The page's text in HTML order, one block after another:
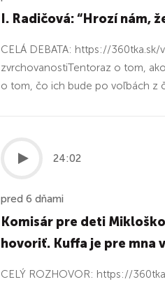
I. Radičová: “Hrozí
CELÁ DEBATA: ⁠https://
zvrchovanostiTentoraz o tom,
o tom, čo ich bude po voľbách z
24:02
pred 6 dňami
Komisár pre deti
hovoriť. Kuffa je pre mna
CELÝ ROZHOVOR: https://